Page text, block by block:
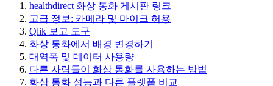
healthdirect 화상 통화 게시판 링크
고급 정보: 카메라 및 마이크 허용
Qlik 보고 도구
화상 통화에서 배경 변경하기
대역폭 및 데이터 사용량
다른 사람들이 화상 통화를 사용하는 방법
화상 통화 성능과 다른 플랫폼 비교